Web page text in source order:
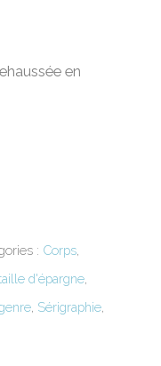
en
: Corps
d'épargne
Sérigraphie